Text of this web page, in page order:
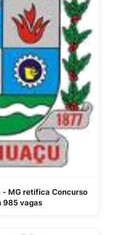
MG retifica Concurso
985 vagas